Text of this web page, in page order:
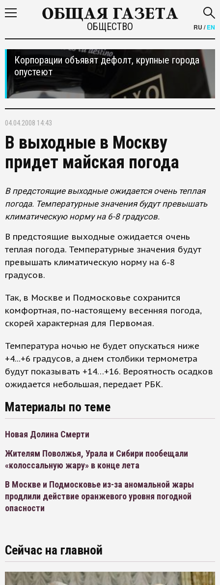
ОБЩЕСТВО RU /EN
Корпорации объявят дефолт, крупные города
опустеют
04.04.2008 14:43
В выходные в Москву
придет майская погода
В предстоящие выходные ожидается очень теплая
погода. Температурные значения будут превышать
климатическую норму на 6-8 градусов.
В предстоящие выходные ожидается очень
теплая погода. Температурные значения будут
превышать климатическую норму на 6-8
градусов.
Так, в Москве и Подмосковье сохранится
комфортная, по-настоящему весенняя погода,
скорей характерная для Первомая.
Температура ночью не будет опускаться ниже
+4...+6 градусов, а днем столбики термометра
будут показывать +14…+16. Вероятность осадков
ожидается небольшая, передает РБК.
Материалы по теме
Новая Долина Смерти
Жителям Поволжья, Урала и Сибири пообещали
«колоссальную жару» в конце лета
В Москве и Подмосковье из-за аномальной жары
продлили действие оранжевого уровня погодной
опасности
Сейчас на главной